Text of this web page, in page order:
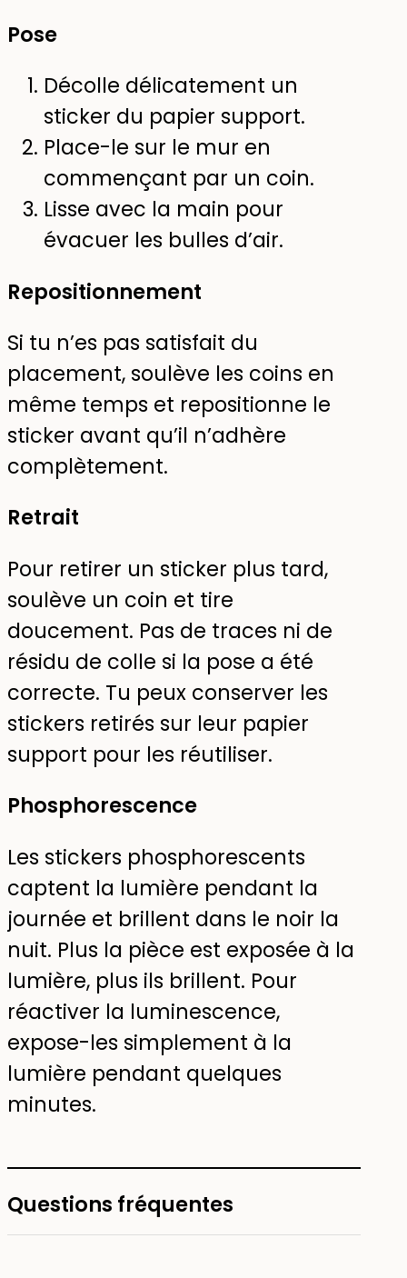
Pose
Décolle délicatement un
sticker du papier support.
Place-le sur le mur en
commençant par un coin.
Lisse avec la main pour
évacuer les bulles d’air.
Repositionnement
Si tu n’es pas satisfait du
placement, soulève les coins en
même temps et repositionne le
sticker avant qu’il n’adhère
complètement.
Retrait
Pour retirer un sticker plus tard,
soulève un coin et tire
doucement. Pas de traces ni de
résidu de colle si la pose a été
correcte. Tu peux conserver les
stickers retirés sur leur papier
support pour les réutiliser.
Phosphorescence
Les stickers phosphorescents
captent la lumière pendant la
journée et brillent dans le noir la
nuit. Plus la pièce est exposée à la
lumière, plus ils brillent. Pour
réactiver la luminescence,
expose-les simplement à la
lumière pendant quelques
minutes.
Questions fréquentes